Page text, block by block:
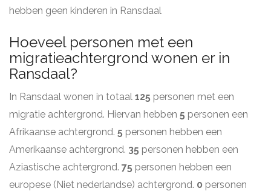
hebben geen kinderen in Ransdaal
Hoeveel personen met een
migratieachtergrond wonen er in
Ransdaal?
In Ransdaal wonen in totaal 125 personen met een
migratie achtergrond. Hiervan hebben 5 personen een
Afrikaanse achtergrond. 5 personen hebben een
Amerikaanse achtergrond. 35 personen hebben een
Aziastische achtergrond. 75 personen hebben een
europese (Niet nederlandse) achtergrond. 0 personen